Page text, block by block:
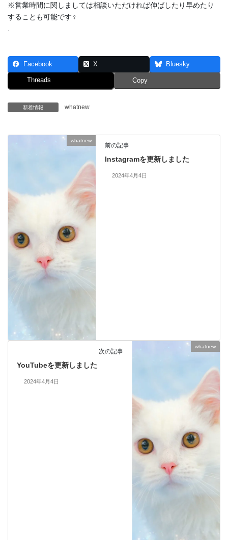
※営業時間に関しましては相談いただければ伸ばしたり早めたり
することも可能です‍♀️
Facebook X Bluesky
Threads Copy
新着情報 whatnew
whatnew
前の記事
Instagramを更新しました
2024年4月4日
whatnew
次の記事
YouTubeを更新しました
2024年4月4日